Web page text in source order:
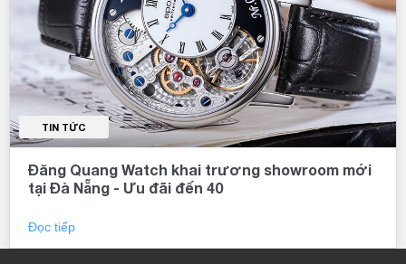
TIN TỨC
Đăng Quang Watch khai trương showroom mới
tại Đà Nẵng - Ưu đãi đến 40
Đọc tiếp